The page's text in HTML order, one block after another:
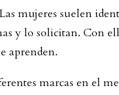
Las mujeres suelen
y lo solicitan. Con
aprenden.
marcas en el